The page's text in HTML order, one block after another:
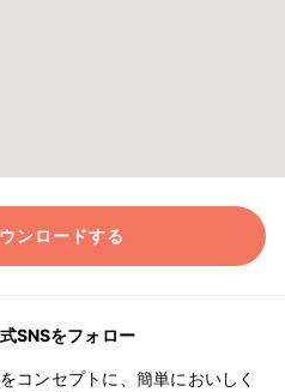
ンロードする
SNSをフォロー
コンセプトに、簡単においしく